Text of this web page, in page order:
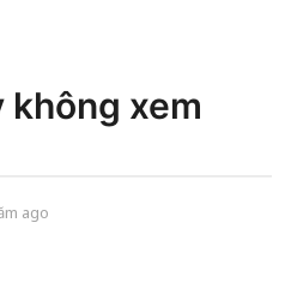
không xem
ago